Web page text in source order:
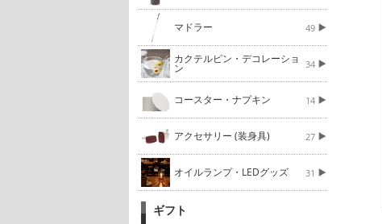
マドラー 49
カクテルピン・デコレーショ
ン 34
コースター・ナプキン 14
アクセサリー (装身具) 27
オイルランプ・LEDグッズ 31
ギフト